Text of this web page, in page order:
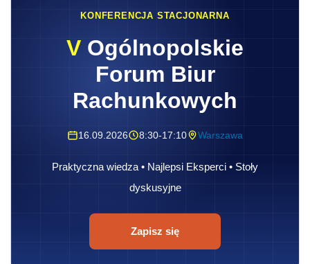
KONFERENCJA STACJONARNA
V Ogólnopolskie
Forum Biur
Rachunkowych
16.09.2026 8:30-17:10 Warszawa
Praktyczna wiedza • Najlepsi Eksperci • Stoły
dyskusyjne
Zapisz się